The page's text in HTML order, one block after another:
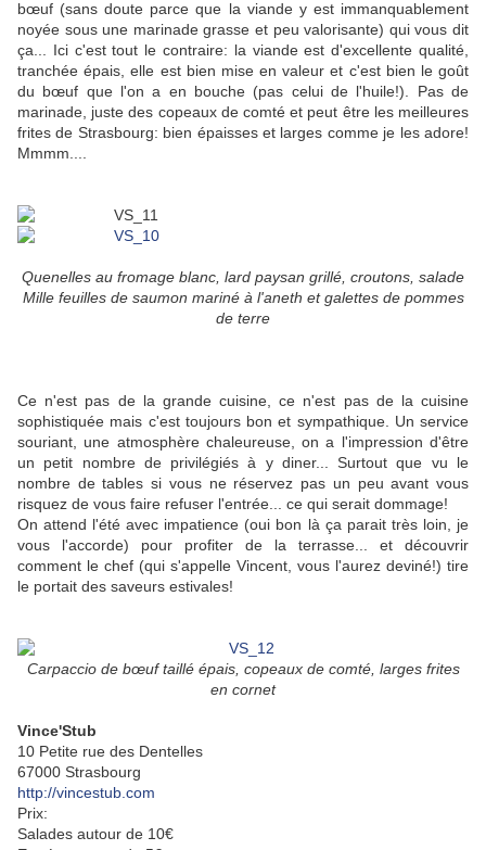
bœuf (sans doute parce que la viande y est immanquablement
noyée sous une marinade grasse et peu valorisante) qui vous dit
ça... Ici c'est tout le contraire: la viande est d'excellente qualité,
tranchée épais, elle est bien mise en valeur et c'est bien le goût
du bœuf que l'on a en bouche (pas celui de l'huile!). Pas de
marinade, juste des copeaux de comté et peut être les meilleures
frites de Strasbourg: bien épaisses et larges comme je les adore!
Mmmm....
Quenelles au fromage blanc, lard paysan grillé, croutons, salade
Mille feuilles de saumon mariné à l'aneth et galettes de pommes
de terre
Ce n'est pas de la grande cuisine, ce n'est pas de la cuisine
sophistiquée mais c'est toujours bon et sympathique. Un service
souriant, une atmosphère chaleureuse, on a l'impression d'être
un petit nombre de privilégiés à y diner... Surtout que vu le
nombre de tables si vous ne réservez pas un peu avant vous
risquez de vous faire refuser l'entrée... ce qui serait dommage!
On attend l'été avec impatience (oui bon là ça parait très loin, je
vous l'accorde) pour profiter de la terrasse... et découvrir
comment le chef (qui s'appelle Vincent, vous l'aurez deviné!) tire
le portait des saveurs estivales!
Carpaccio de bœuf taillé épais, copeaux de comté, larges frites
en cornet
Vince'Stub
10 Petite rue des Dentelles
67000 Strasbourg
http://vincestub.com
Prix:
Salades autour de 10€